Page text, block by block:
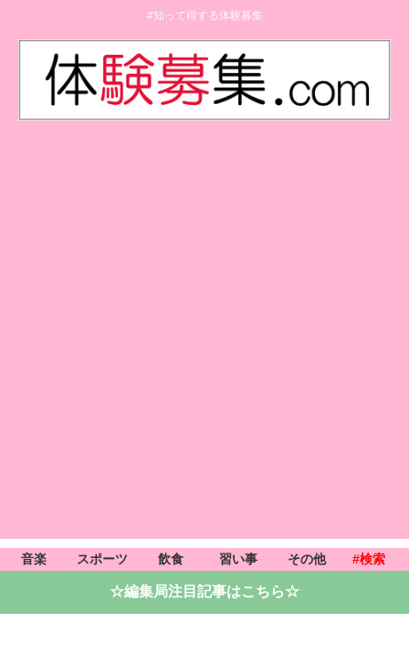
#知って得する体験募集
音楽 スポーツ 飲食 習い事 その他 #検索
☆編集局注目記事はこちら☆